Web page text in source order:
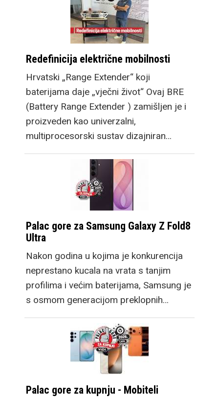
Redefinicija električne mobilnosti
Hrvatski „Range Extender“ koji
baterijama daje „vječni život“ Ovaj BRE
(Battery Range Extender ) zamišljen je i
proizveden kao univerzalni,
multiprocesorski sustav dizajniran…
Palac gore za Samsung Galaxy Z Fold8
Ultra
Nakon godina u kojima je konkurencija
neprestano kucala na vrata s tanjim
profilima i većim baterijama, Samsung je
s osmom generacijom preklopnih…
Palac gore za kupnju - Mobiteli